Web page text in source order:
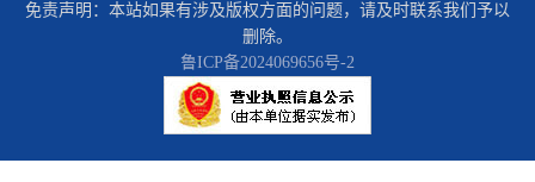
免责声明：本站如果有涉及版权方面的问题，请及时联系我们予以
删除。
鲁ICP备2024069656号-2